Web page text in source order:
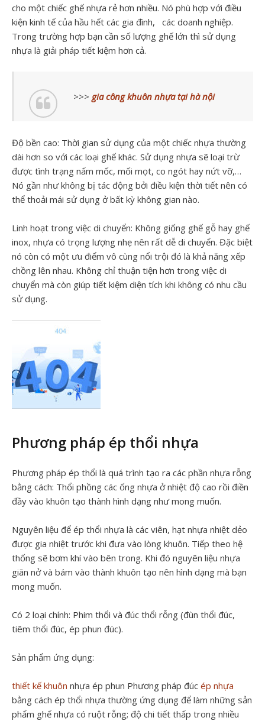
cho một chiếc ghế nhựa rẻ hơn nhiều. Nó phù hợp với điều
kiện kinh tế của hầu hết các gia đình, các doanh nghiệp.
Trong trường hợp bạn cần số lượng ghế lớn thì sử dụng
nhựa là giải pháp tiết kiệm hơn cả.
>>> gia công khuôn nhựa tại hà nội
Độ bền cao: Thời gian sử dụng của một chiếc nhựa thường
dài hơn so với các loại ghế khác. Sử dụng nhựa sẽ loại trừ
được tình trạng nấm mốc, mối mọt, co ngót hay nứt vỡ,…
Nó gần như không bị tác động bởi điều kiện thời tiết nên có
thể thoải mái sử dụng ở bất kỳ không gian nào.
Linh hoạt trong việc di chuyển: Không giống ghế gỗ hay ghế
inox, nhựa có trọng lượng nhẹ nên rất dễ di chuyển. Đặc biệt
nó còn có một ưu điểm vô cùng nổi trội đó là khả năng xếp
chồng lên nhau. Không chỉ thuận tiện hơn trong việc di
chuyển mà còn giúp tiết kiệm diện tích khi không có nhu cầu
sử dụng.
Phương pháp ép thổi nhựa
Phương pháp ép thổi là quá trình tạo ra các phần nhựa rỗng
bằng cách: Thổi phồng các ống nhựa ở nhiệt độ cao rồi điền
đầy vào khuôn tạo thành hình dạng như mong muốn.
Nguyên liệu để ép thổi nhựa là các viên, hạt nhựa nhiệt dẻo
được gia nhiệt trước khi đưa vào lòng khuôn. Tiếp theo hệ
thống sẽ bơm khí vào bên trong. Khi đó nguyên liệu nhựa
giãn nở và bám vào thành khuôn tạo nên hình dạng mà bạn
mong muốn.
Có 2 loại chính: Phim thổi và đúc thổi rỗng (đùn thổi đúc,
tiêm thổi đúc, ép phun đúc).
Sản phẩm ứng dụng:
thiết kế khuôn nhựa ép phun Phương pháp đúc ép nhựa
bằng cách ép thổi nhựa thường ứng dụng để làm những sản
phẩm ghế nhựa có ruột rỗng; độ chi tiết thấp trong nhiều